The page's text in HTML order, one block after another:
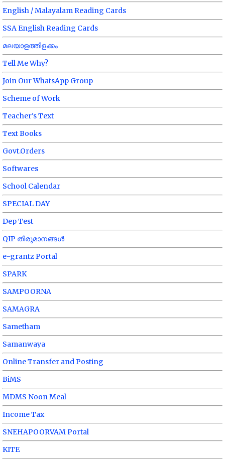
English / Malayalam Reading Cards
SSA English Reading Cards
മലയാളത്തിളക്കം
Tell Me Why?
Join Our WhatsApp Group
Scheme of Work
Teacher's Text
Text Books
Govt.Orders
Softwares
School Calendar
SPECIAL DAY
Dep Test
QIP തീരുമാനങ്ങൾ
e-grantz Portal
SPARK
SAMPOORNA
SAMAGRA
Sametham
Samanwaya
Online Transfer and Posting
BiMS
MDMS Noon Meal
Income Tax
SNEHAPOORVAM Portal
KITE